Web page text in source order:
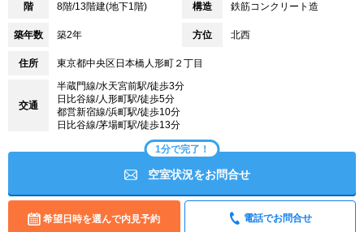
階 8階/13階建(地下1階) 構造 鉄筋コンクリート造
築年数 築2年 方位 北西
住所 東京都中央区日本橋人形町２丁目
交通
半蔵門線/水天宮前駅/徒歩3分
日比谷線/人形町駅/徒歩5分
都営新宿線/浜町駅/徒歩10分
日比谷線/茅場町駅/徒歩13分
1分で完了！
空室状況をお問合せ
希望日時を選んで内見予約 電話でお問合せ